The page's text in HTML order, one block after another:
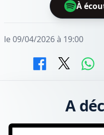
À
le 09/04/2026 à 19:00
A